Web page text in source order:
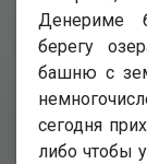
Денериме
берегу
башню с
сегодня
либо чтобы